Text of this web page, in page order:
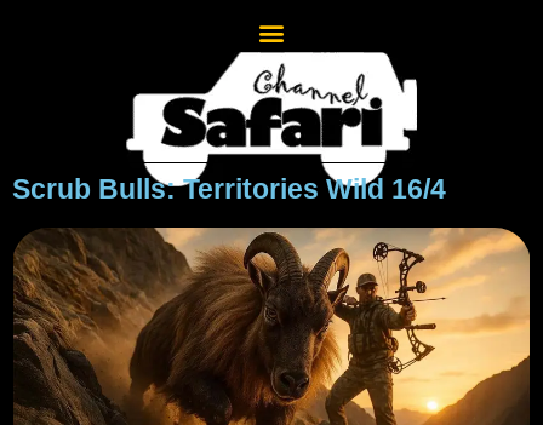
Scrub Bulls: Territories Wild 16/4